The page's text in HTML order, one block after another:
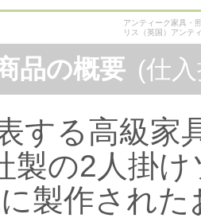
アンティーク家具・
リス（英国）アンテ
品の概要 (仕
する高級家
製の2人掛
製作された